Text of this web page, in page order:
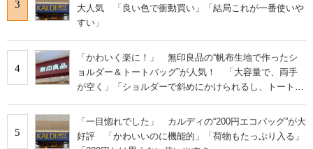
3
大人気 「良い色で衝動買い」「結局これが一番使いや
すい」
4
「かわいく楽に！」 無印良品の“帆布生地で作ったシ
ョルダー＆トートバッグ”が人気！ 「大容量で、両手
が空く」「ショルダーで斜めにかけられるし、トートで
5
「一目惚れでした」 カルディの“200円エコバッグ”が大
好評 「かわいいのに機能的」「荷物もたっぷり入る」